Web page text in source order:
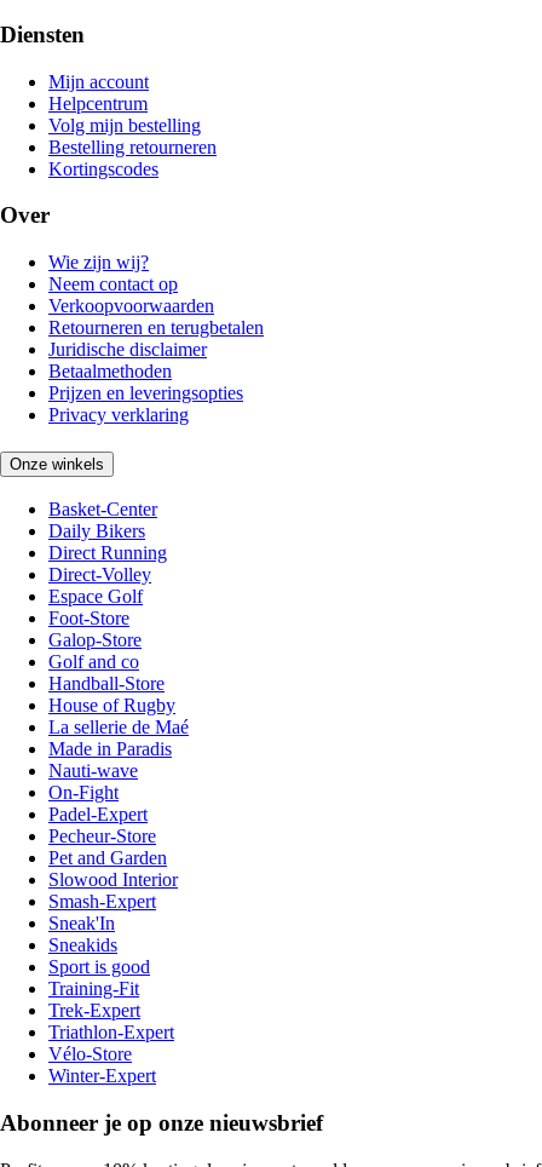
Diensten
Mijn account
Helpcentrum
Volg mijn bestelling
Bestelling retourneren
Kortingscodes
Over
Wie zijn wij?
Neem contact op
Verkoopvoorwaarden
Retourneren en terugbetalen
Juridische disclaimer
Betaalmethoden
Prijzen en leveringsopties
Privacy verklaring
Onze winkels
Basket-Center
Daily Bikers
Direct Running
Direct-Volley
Espace Golf
Foot-Store
Galop-Store
Golf and co
Handball-Store
House of Rugby
La sellerie de Maé
Made in Paradis
Nauti-wave
On-Fight
Padel-Expert
Pecheur-Store
Pet and Garden
Slowood Interior
Smash-Expert
Sneak'In
Sneakids
Sport is good
Training-Fit
Trek-Expert
Triathlon-Expert
Vélo-Store
Winter-Expert
Abonneer je op onze nieuwsbrief